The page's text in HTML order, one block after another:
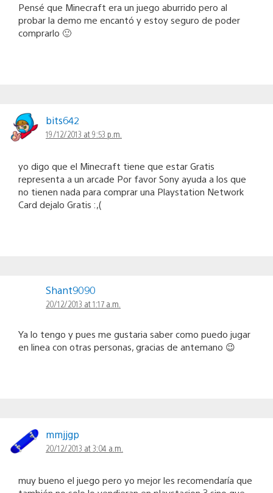
Pensé que Minecraft era un juego aburrido pero al
probar la demo me encantó y estoy seguro de poder
comprarlo 🙂
bits642
19/12/2013 at 9:53 p.m.
yo digo que el Minecraft tiene que estar Gratis
representa a un arcade Por favor Sony ayuda a los que
no tienen nada para comprar una Playstation Network
Card dejalo Gratis :,(
Shant9090
20/12/2013 at 1:17 a.m.
Ya lo tengo y pues me gustaria saber como puedo jugar
en linea con otras personas, gracias de antemano 😉
mmjjgp
20/12/2013 at 3:04 a.m.
muy bueno el juego pero yo mejor les recomendaría que